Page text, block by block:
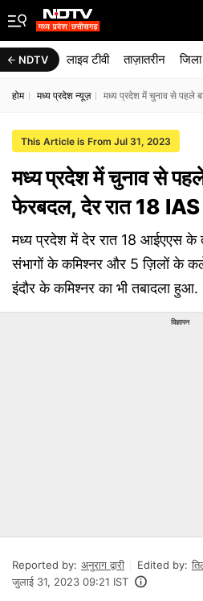
NDTV लाइव टीवी ताज़ातरीन जिला
होम मध्य प्रदेश न्यूज़ मध्‍य प्रदेश में चुनाव से पहले
This Article is From Jul 31, 2023
मध्‍य प्रदेश में चुनाव से
फेरबदल, देर रात 18
मध्य प्रदेश में देर रात 18 आईएएस के
संभागों के कमिश्नर और 5 ज़िलों के
इंदौर के कमिश्नर का भी तबादला हुआ.
विज्ञापन
Reported by: अनुराग द्वारी Edited by:
जुलाई 31, 2023 09:21 IST